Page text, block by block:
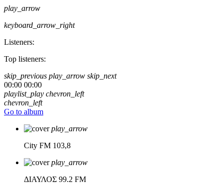
play_arrow
keyboard_arrow_right
Listeners:
Top listeners:
skip_previous play_arrow skip_next
00:00 00:00
playlist_play chevron_left
chevron_left
Go to album
play_arrow
City FM 103,8
play_arrow
ΔΙΑΥΛΟΣ 99.2 FM